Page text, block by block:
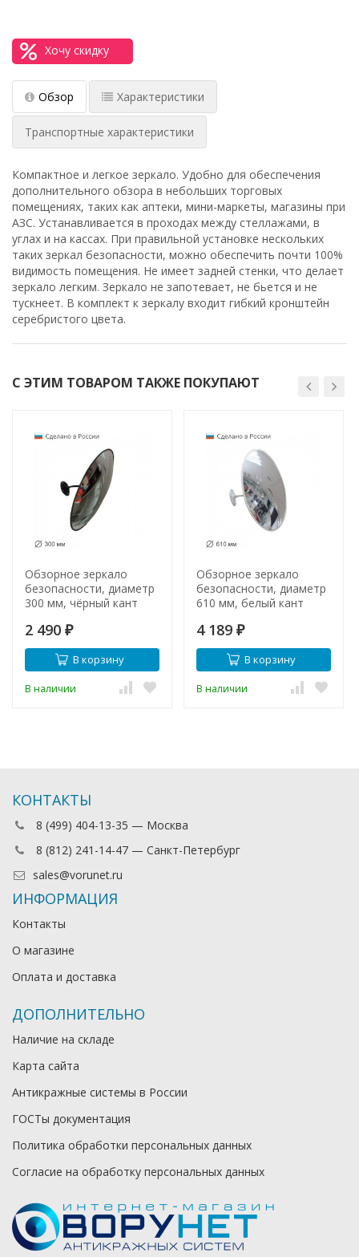
Хочу скидку
Обзор Характеристики
Транспортные характеристики
Компактное и легкое зеркало. Удобно для обеспечения
дополнительного обзора в небольших торговых
помещениях, таких как аптеки, мини-маркеты, магазины при
АЗС. Устанавливается в проходах между стеллажами, в
углах и на кассах. При правильной установке нескольких
таких зеркал безопасности, можно обеспечить почти 100%
видимость помещения. Не имеет задней стенки, что делает
зеркало легким. Зеркало не запотевает, не бьется и не
тускнеет. В комплект к зеркалу входит гибкий кронштейн
серебристого цвета.
С ЭТИМ ТОВАРОМ ТАКЖЕ ПОКУПАЮТ
Обзорное зеркало
безопасности, диаметр
300 мм, чёрный кант
2 490 ₽
В корзину
В наличии
Обзорное зеркало
безопасности, диаметр
610 мм, белый кант
4 189 ₽
В корзину
В наличии
КОНТАКТЫ
8 (499) 404-13-35 — Москва
8 (812) 241-14-47 — Санкт-Петербург
sales@vorunet.ru
ИНФОРМАЦИЯ
Контакты
О магазине
Оплата и доставка
ДОПОЛНИТЕЛЬНО
Наличие на складе
Карта сайта
Антикражные системы в России
ГОСТы документация
Политика обработки персональных данных
Согласие на обработку персональных данных